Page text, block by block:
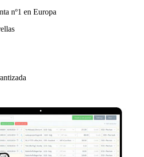
nº1 en Europa